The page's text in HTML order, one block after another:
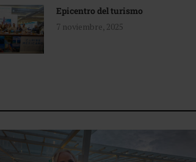
Epicentro del turismo
7 noviembre, 2025